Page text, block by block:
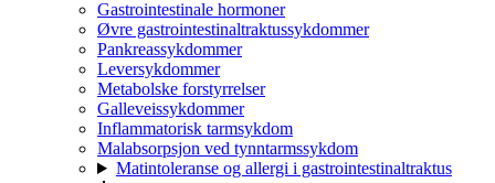
Gastrointestinale hormoner
Øvre gastrointestinaltraktussykdommer
Pankreassykdommer
Leversykdommer
Metabolske forstyrrelser
Galleveissykdommer
Inflammatorisk tarmsykdom
Malabsorpsjon ved tynntarmssykdom
Matintoleranse og allergi i gastrointestinaltraktus